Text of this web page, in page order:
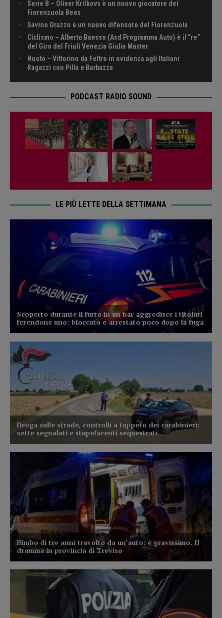
Serie B – Oliver Krilkovs è un nuovo giocatore dei
Fiorenzuola Bees
Savino Orazzo è un nuovo difensore del Fiorenzuola
Ciclismo – Alberto Baesso (Asd Programma Auto) è il “re”
del Giro del Friuli Venezia Giulia Master
Nuoto – Vittorino da Feltre in evidenza agli Italiani
Ragazzi con Pilla e Barbazza
PODCAST RADIO SOUND
LE PIÙ LETTE DELLA SETTIMANA